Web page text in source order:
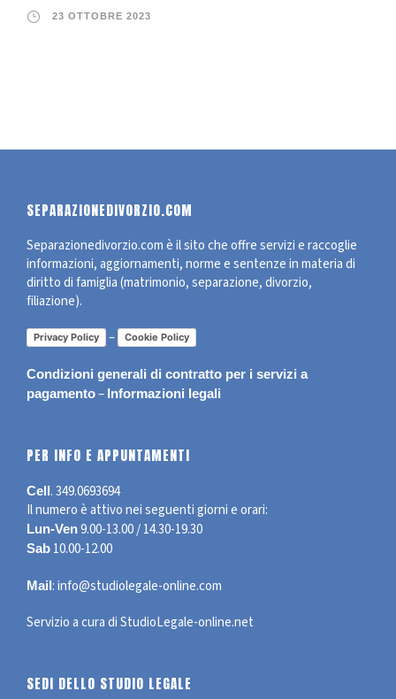
23 OTTOBRE 2023
SEPARAZIONEDIVORZIO.COM
Separazionedivorzio.com è il sito che offre servizi e raccoglie
informazioni, aggiornamenti, norme e sentenze in materia di
diritto di famiglia (matrimonio, separazione, divorzio,
filiazione).
Privacy Policy – Cookie Policy
Condizioni generali di contratto per i servizi a
pagamento– Informazioni legali
PER INFO E APPUNTAMENTI
Cell .349.0693694
Il numero è attivo nei seguenti giorni e orari:
Lun-Ven9.00-13.00 / 14.30-19.30
Sab 10.00-12.00
Mail :info@studiolegale-online.com
Servizio a cura diStudioLegale-online.net
SEDI DELLO STUDIO LEGALE